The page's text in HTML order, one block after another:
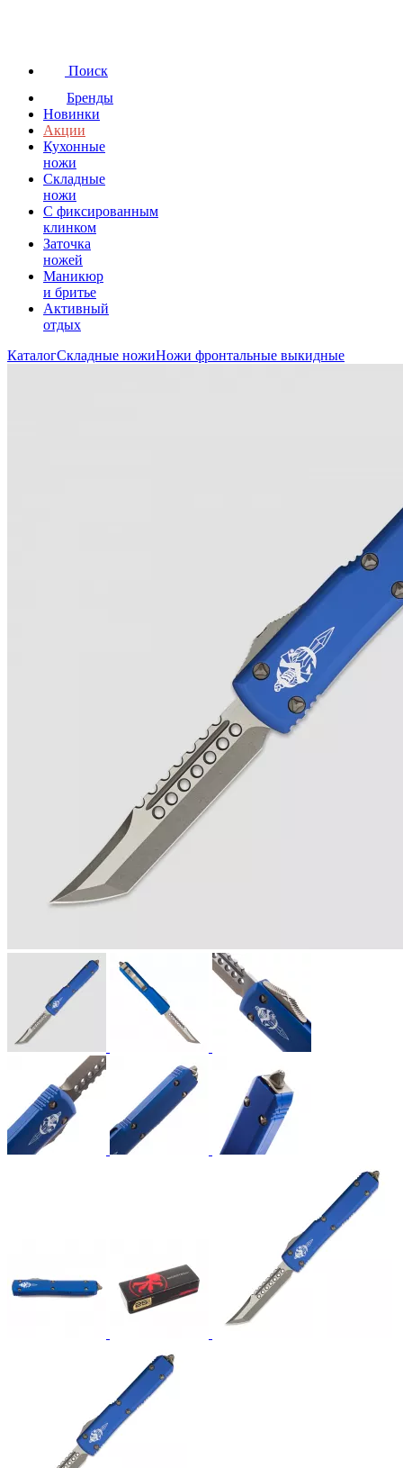
Поиск
Бренды
Новинки
Акции
Кухонные
ножи
Складные
ножи
C фиксированным
клинком
Заточка
ножей
Маникюр
и бритье
Активный
отдых
КаталогСкладные ножиНожи фронтальные выкидные